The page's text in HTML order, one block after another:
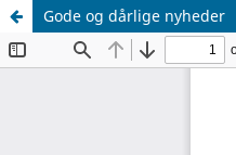
Gode og dårlige nyheder